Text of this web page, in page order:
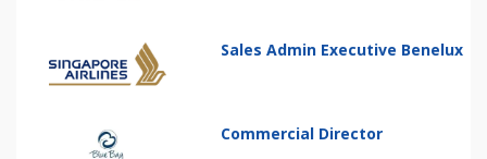
Sales Admin Executive Benelux
Commercial Director